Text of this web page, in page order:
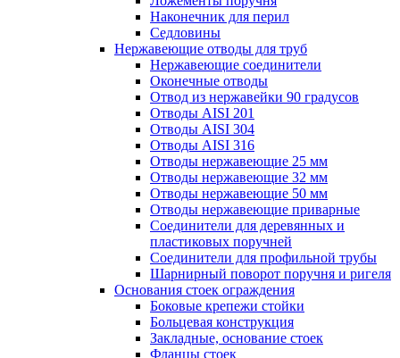
Наконечник для перил
Седловины
Нержавеющие отводы для труб
Нержавеющие соединители
Оконечные отводы
Отвод из нержавейки 90 градусов
Отводы AISI 201
Отводы AISI 304
Отводы AISI 316
Отводы нержавеющие 25 мм
Отводы нержавеющие 32 мм
Отводы нержавеющие 50 мм
Отводы нержавеющие приварные
Соединители для деревянных и
пластиковых поручней
Соединители для профильной трубы
Шарнирный поворот поручня и ригеля
Основания стоек ограждения
Боковые крепежи стойки
Больцевая конструкция
Закладные, основание стоек
Фланцы стоек